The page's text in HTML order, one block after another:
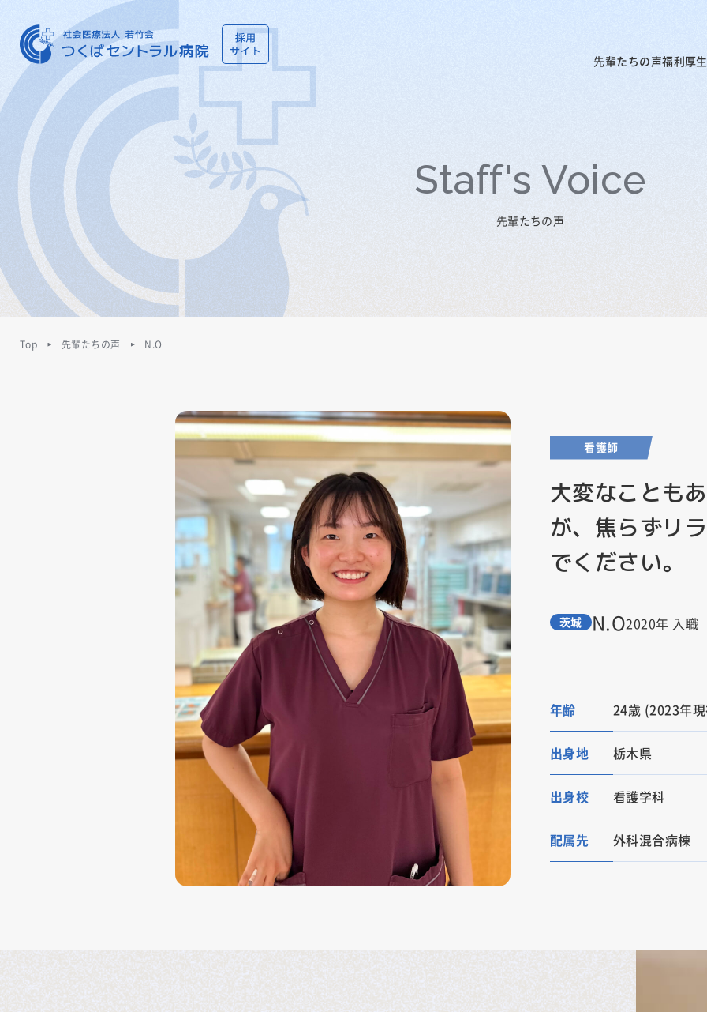
先輩たちの声福利厚生
Staff's Voice
先輩たちの声
Top 先輩たちの声 N.O
看護師
大変なことも
が、焦らずリ
でください。
茨城 N.O2020年 入職
年齢 24歳 (2023年
出身地 栃木県
出身校 看護学科
配属先 外科混合病棟